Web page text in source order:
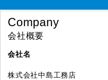
Company
会社概要
会社名
株式会社中島工務店